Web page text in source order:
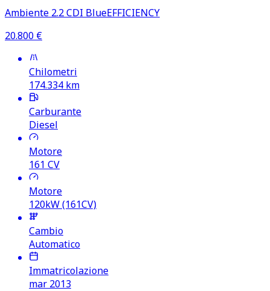
Ambiente 2.2 CDI BlueEFFICIENCY
20.800 €
Chilometri
174.334 km
Carburante
Diesel
Motore
161 CV
Motore
120kW (161CV)
Cambio
Automatico
Immatricolazione
mar 2013